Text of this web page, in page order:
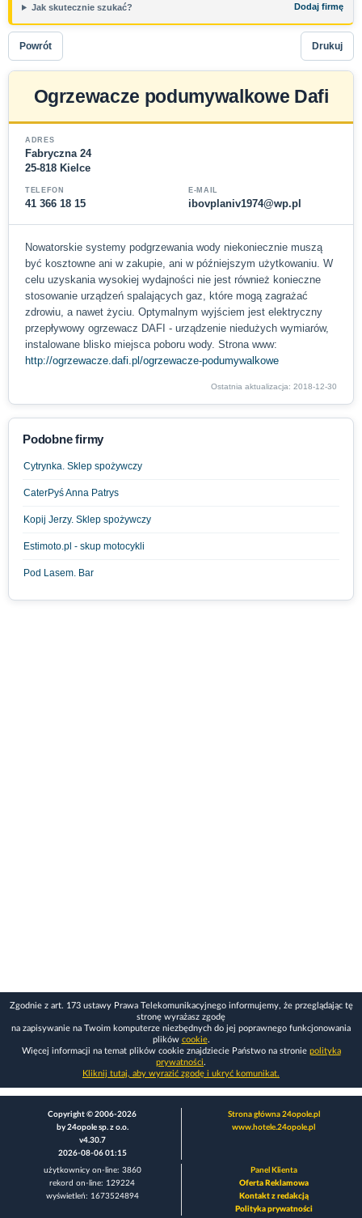
Jak skutecznie szukać? Dodaj firmę
Powrót Drukuj
Ogrzewacze podumywalkowe Dafi
ADRES
Fabryczna 24
25-818 Kielce
TELEFON
41 366 18 15
E-MAIL
ibovplaniv1974@wp.pl
Nowatorskie systemy podgrzewania wody niekoniecznie muszą
być kosztowne ani w zakupie, ani w późniejszym użytkowaniu. W
celu uzyskania wysokiej wydajności nie jest również konieczne
stosowanie urządzeń spalających gaz, które mogą zagrażać
zdrowiu, a nawet życiu. Optymalnym wyjściem jest elektryczny
przepływowy ogrzewacz DAFI - urządzenie niedużych wymiarów,
instalowane blisko miejsca poboru wody. Strona www:
http://ogrzewacze.dafi.pl/ogrzewacze-podumywalkowe
Ostatnia aktualizacja: 2018-12-30
Podobne firmy
Cytrynka. Sklep spożywczy
CaterPyś Anna Patrys
Kopij Jerzy. Sklep spożywczy
Estimoto.pl - skup motocykli
Pod Lasem. Bar
Zgodnie z art. 173 ustawy Prawa Telekomunikacyjnego informujemy, że przeglądając tę
stronę wyrażasz zgodę
na zapisywanie na Twoim komputerze niezbędnych do jej poprawnego funkcjonowania
plików cookie.
Więcej informacji na temat plików cookie znajdziecie Państwo na stronie polityka
prywatności.
Kliknij tutaj, aby wyrazić zgodę i ukryć komunikat.
Copyright © 2006-2026
by 24opole sp. z o.o.
v4.30.7
2026-08-06 01:15
Strona główna 24opole.pl
www.hotele.24opole.pl
użytkownicy on-line: 3860
rekord on-line: 129224
wyświetleń: 1673524894
Panel Klienta
Oferta Reklamowa
Kontakt z redakcją
Polityka prywatności